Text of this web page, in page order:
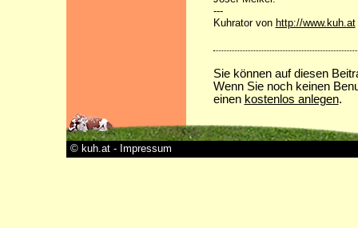
---
Kuhrator von http://www.kuh.at
Sie können auf diesen
Wenn Sie noch keinen
einen kostenlos anlegen.
© kuh.at - Impressum